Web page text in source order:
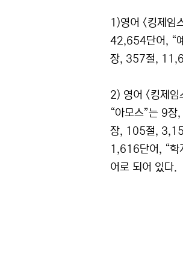
1)영어 <킹제
42,654단어, “
장, 357절,
2) 영어 <킹제
“아모스”는 9
장, 105절,
1,616단어, “
어로 되어 있다.